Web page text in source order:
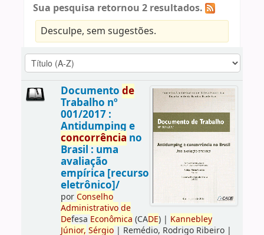
Sua pesquisa retornou 2 resultados.
Desculpe, sem sugestões.
Documento de
Trabalho nº
001/2017 :
Antidumping e
concorrência no
Brasil : uma
avaliação
empírica [recurso
eletrônico]/
porConselho
Administrativo de
Defesa Econômica (CADE)| Kannebley
Júnior, Sérgio| Remédio, Rodrigo Ribeiro|